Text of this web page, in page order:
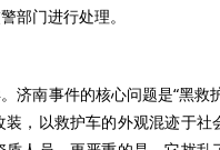
部门进行处理。
南事件的核心问题是“黑救
，以救护车的外观混迹于社